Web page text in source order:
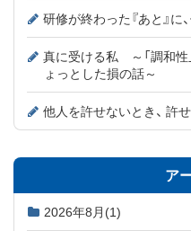
研修が終わった『あと』に
真に受ける私 ～「調和性
ょっとした損の話～
他人を許せないとき、 許
ア
2026年8月 (1)